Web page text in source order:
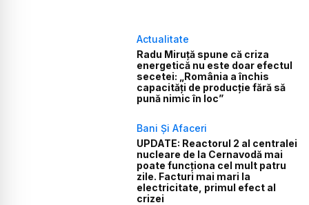
Actualitate
Radu Miruță spune că criza
energetică nu este doar efectul
secetei: „România a închis
capacități de producție fără să
pună nimic în loc”
Bani Și Afaceri
UPDATE: Reactorul 2 al centralei
nucleare de la Cernavodă mai
poate funcționa cel mult patru
zile. Facturi mai mari la
electricitate, primul efect al
crizei